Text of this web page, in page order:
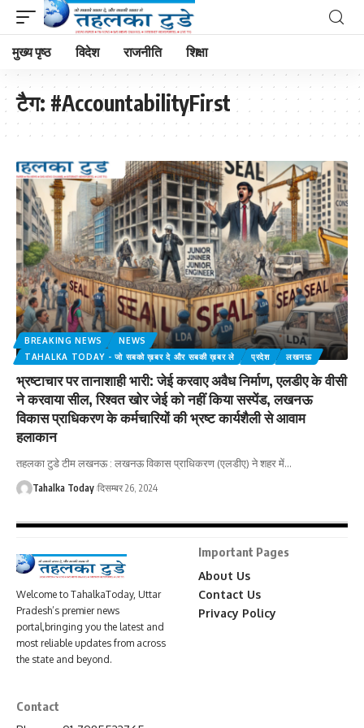
मुख्य पृष्ठ विदेश राजनीति शिक्षा
टैग: #AccountabilityFirst
BREAKING NEWS
NEWS
TAHALKA TODAY - जो सबको ख़बर दे और सबकी ख़बर ले
प्रदेश लखनऊ
भ्रष्टाचार पर तानाशाही भारी: जेई करवाए अवैध निर्माण, एलडीए के वीसी
ने करवाया सील, रिश्वत खोर जेई को नहीं किया सस्पेंड, लखनऊ
विकास प्राधिकरण के कर्मचारियों की भ्रष्ट कार्यशैली से आवाम
हलाकान
तहलका टुडे टीम लखनऊ : लखनऊ विकास प्राधिकरण (एलडीए) ने शहर में…
Tahalka Today दिसम्बर 26, 2024
Welcome to TahalkaToday, Uttar
Pradesh’s premier news
portal,bringing you the latest and
most reliable updates from across
the state and beyond.
Important Pages
About Us
Contact Us
Privacy Policy
Contact